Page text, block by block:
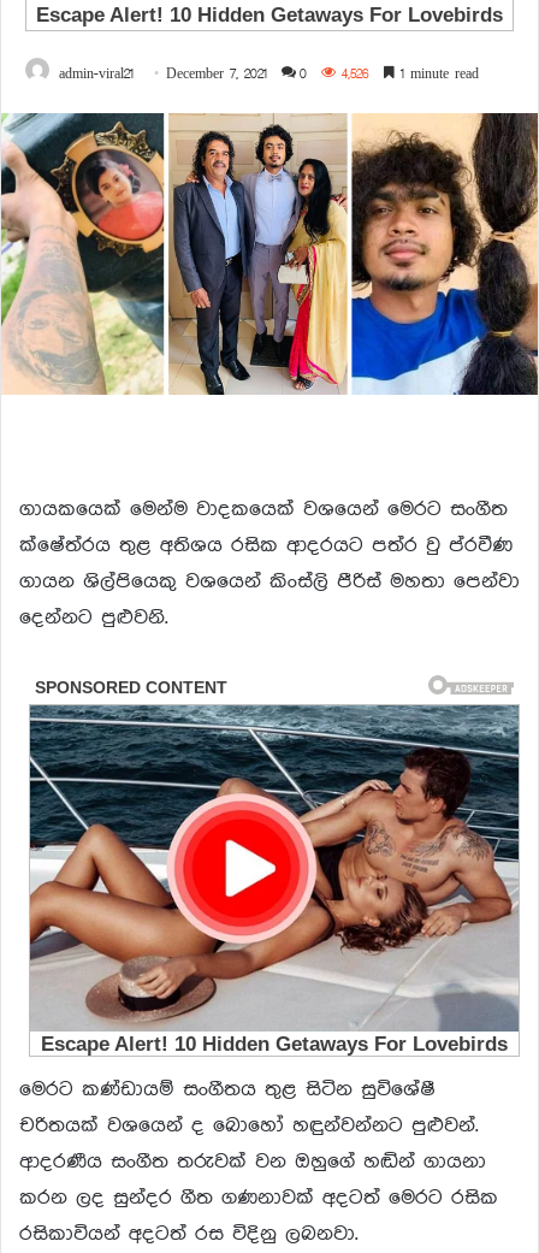
admin-viral21 December 7, 2021 0 4,526 1 minute read
ගායකයෙක් මෙන්ම වාදකයෙක් වශයෙන් මෙරට සංගීත
ක්ෂේත්රය තුළ අතිශය රසික ආදරයට පත්ර වු ප්රවීණ
ගායන ශිල්පියෙකු වශයෙන් කිංස්ලි පීරිස් මහතා පෙන්වා
දෙන්නට පුළුවනි.
මෙරට කණ්ඩායම් සංගීතය තුළ සිටින සුවිශේෂී
චරිතයක් වශයෙන් ද බොහෝ හඳුන්වන්නට පුළුවන්.
ආදරණීය සංගීත තරුවක් වන ඔහුගේ හඬින් ගායනා
කරන ලද සුන්දර ගීත ගණනාවක් අදටත් මෙරට රසික
රසිකාවියන් අදටත් රස විදිනු ලබනවා.